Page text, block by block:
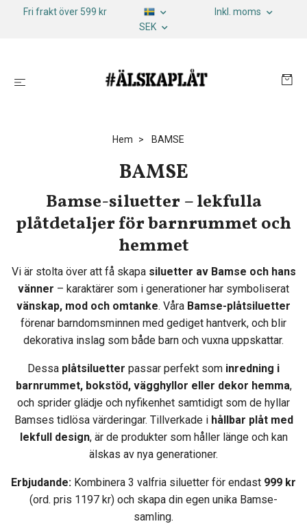
Fri frakt över 599 kr
Inkl. moms
SEK
Hem BAMSE
BAMSE
Bamse-siluetter – lekfulla
plåtdetaljer för barnrummet och
hemmet
Vi är stolta över att få skapa siluetter av Bamse och hans
vänner – karaktärer som i generationer har symboliserat
vänskap, mod och omtanke. Våra Bamse-plåtsiluetter
förenar barndomsminnen med gediget hantverk, och blir
dekorativa inslag som både barn och vuxna uppskattar.
Dessa plåtsiluetter passar perfekt som inredning i
barnrummet, bokstöd, vägghyllor eller dekor hemma,
och sprider glädje och nyfikenhet samtidigt som de hyllar
Bamses tidlösa värderingar. Tillverkade i hållbar plåt med
lekfull design, är de produkter som håller länge och kan
älskas av nya generationer.
Erbjudande: Kombinera 3 valfria siluetter för endast 999 kr
(ord. pris 1197 kr) och skapa din egen unika Bamse-
samling.